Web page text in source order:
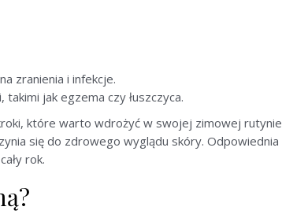
zranienia i infekcje.
jak egzema czy łuszczyca.
które warto wdrożyć w swojej zimowej rutynie
się do zdrowego wyglądu skóry. Odpowiednia
rok.